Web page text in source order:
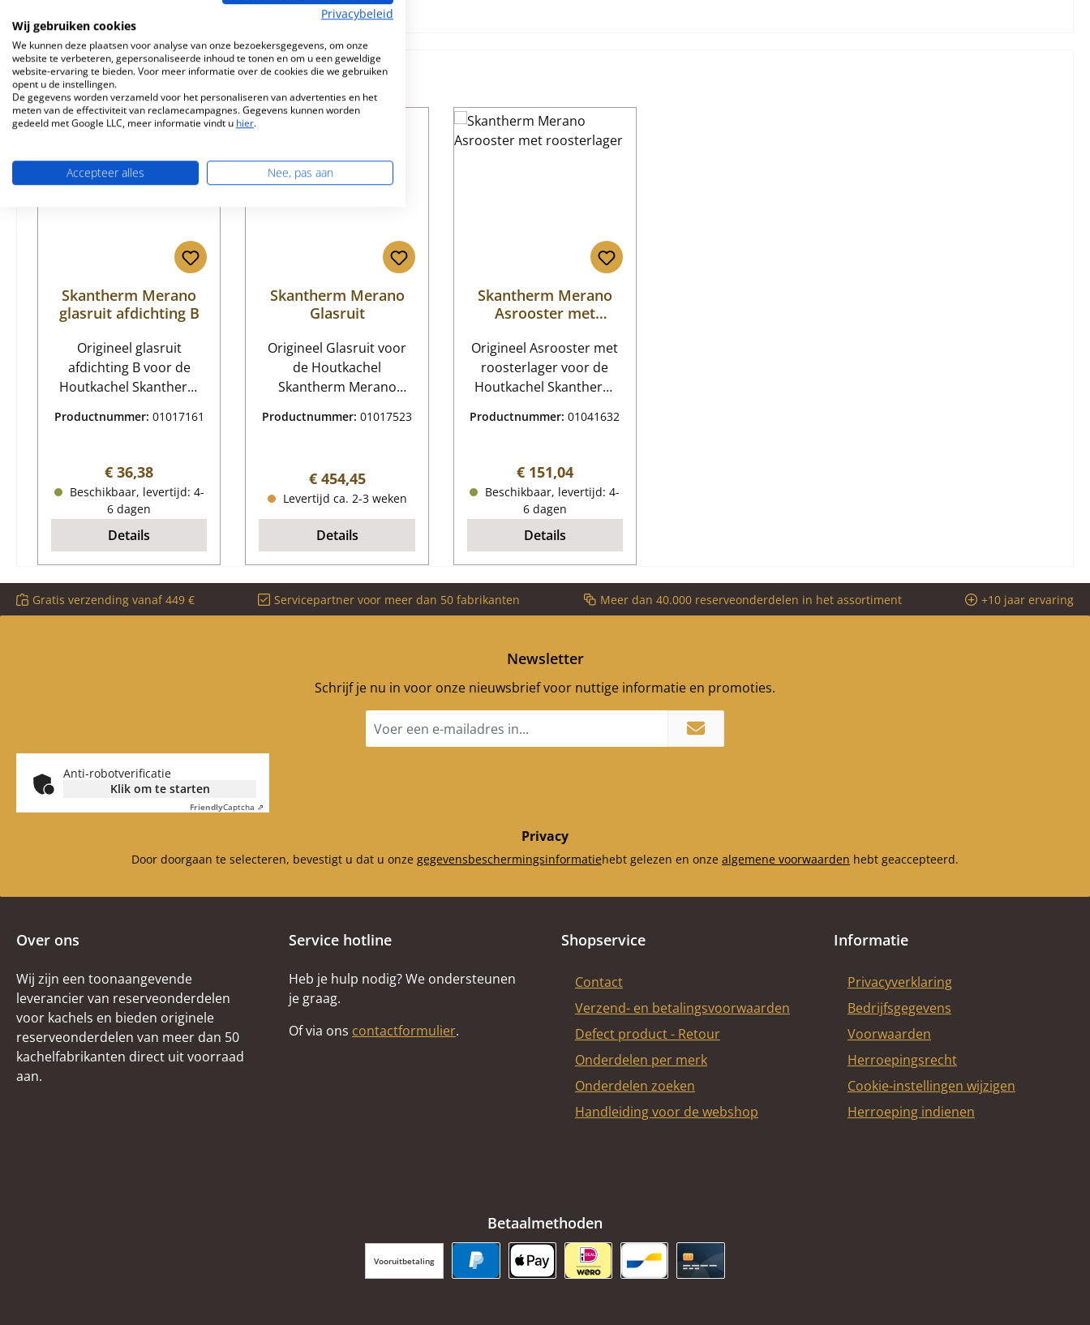
Vergelijkbare producten
Productgalerij overslaan
Skantherm Merano
glasruit afdichting B
Origineel glasruit
afdichting B voor de
Houtkachel Skantherm
modellen vanaf bouwjaar
Merano glasruit
afdichting Kerngegevens:
afdichtingskoord,
verzegel Platte pakking
Afmetingen (B/H) 3 mm x
20 mm Lengte 2,20 m
zelfklevend
Productnummer: 01017161
Normale prijs:
€ 36,38
Beschikbaar, levertijd: 4-
6 dagen
Details
Skantherm Merano
Glasruit
Origineel Glasruit voor
de Houtkachel
Skantherm Merano
Glasruit Kerngegevens:
mm x 420 mm x 4 mm
Booglengte 390 mm
Materiaal Glas Vorm
gebogen hittebestendig
Productnummer:01017523
Normale prijs:
€ 454,45
Levertijd ca. 2-3 weken
Details
Skantherm Merano
Asrooster met
Origineel Asrooster met
roosterlager voor de
Houtkachel Skantherm
Skantherm Merano
roosterlager
Kerngegevens: Asrooster
Materiaal gegoten
Diameter 173 mm
Sterkte 11 mm vuurbak
Afmetingen 200 x 200 x
25 mm Materiaal
Bevestigingsschroeven
Productnummer:01041632
Normale prijs:
€ 151,04
Beschikbaar, levertijd: 4-
6 dagen
Details
Gratis verzending vanaf 449 € Servicepartner voor meer dan 50 fabrikanten Meer dan 40.000 reserveonderdelen in het assortiment +10 jaar ervaring
Newsletter
Schrijf je nu in voor onze nieuwsbrief voor nuttige informatie en promoties.
mailadres
Anti-robotverificatie
Klik om te starten
FriendlyCaptcha ⇗
Privacy
Door doorgaan te selecteren, bevestigt u dat u onze gegevensbeschermingsinformatiehebt gelezen en onze algemene voorwaarden hebt geaccepteerd.
Over ons
Wij zijn een toonaangevende
leverancier van reserveonderdelen
voor kachels en bieden originele
reserveonderdelen van meer dan 50
kachelfabrikanten direct uit voorraad
aan.
Service hotline
Heb je hulp nodig? We ondersteunen
je graag.
Of via ons contactformulier.
Shopservice
Contact
Verzend- en betalingsvoorwaarden
Defect product - Retour
Onderdelen per merk
Onderdelen zoeken
Handleiding voor de webshop
Informatie
Privacyverklaring
Bedrijfsgegevens
Voorwaarden
Herroepingsrecht
Cookie-instellingen wijzigen
Herroeping indienen
Betaalmethoden
Vooruitbetaling
Privacybeleid
Wij gebruiken cookies
We kunnen deze plaatsen voor analyse van onze bezoekersgegevens, om onze
website te verbeteren, gepersonaliseerde inhoud te tonen en om u een geweldige
website-ervaring te bieden. Voor meer informatie over de cookies die we gebruiken
opent u de instellingen.
De gegevens worden verzameld voor het personaliseren van advertenties en het
meten van de effectiviteit van reclamecampagnes. Gegevens kunnen worden
gedeeld met Google LLC, meer informatie vindt u hier.
Accepteer alles Nee, pas aan